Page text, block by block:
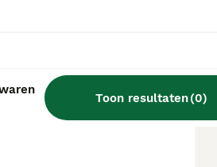
Toon resultaten(0)
herder
van een
herdershond?